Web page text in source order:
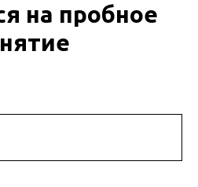
на пробное